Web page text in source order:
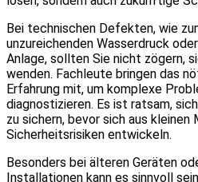
Bei technischen Defekten, wie
unzureichenden Wasserdruck
Anlage, sollten Sie nicht zögern,
wenden. Fachleute bringen das
Erfahrung mit, um komplexe
diagnostizieren. Es ist ratsam,
zu sichern, bevor sich aus kleinen
Sicherheitsrisiken entwickeln.
Besonders bei älteren Geräten
Installationen kann es sinnvoll